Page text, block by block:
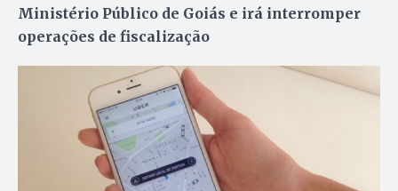
Ministério Público de Goiás e irá interromper
operações de fiscalização